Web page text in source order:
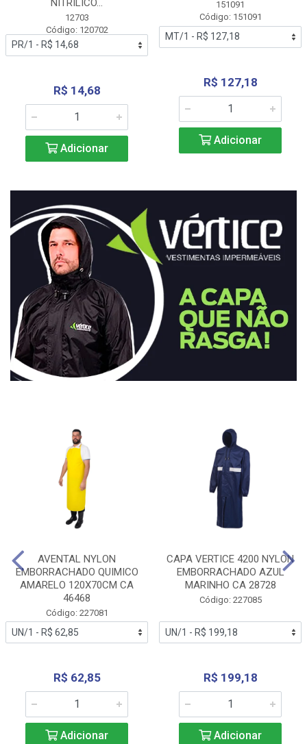
NITRÍLICO...
12703
Código: 120702
R$ 14,68
Adicionar
151091
Código: 151091
R$ 127,18
Adicionar
AVENTAL NYLON
EMBORRACHADO QUIMICO
AMARELO 120X70CM CA
46468
Código: 227081
R$ 62,85
Adicionar
CAPA VERTICE 4200 NYLON
EMBORRACHADO AZUL
MARINHO CA 28728
Código: 227085
R$ 199,18
Adicionar